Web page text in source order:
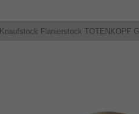
Knaufstock Flanierstock TOTENKOPF